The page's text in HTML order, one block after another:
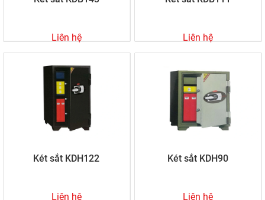
Liên hệ Liên hệ
Két sắt KDH122
Liên hệ
Két sắt KDH90
Liên hệ